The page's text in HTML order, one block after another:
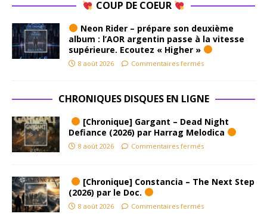
COUP DE COEUR
Neon Rider – prépare son deuxième
album : l’AOR argentin passe à la vitesse
supérieure. Ecoutez « Higher »
8 août 2026 Commentaires fermés
CHRONIQUES DISQUES EN LIGNE
[Chronique] Gargant – Dead Night
Defiance (2026) par Harrag Melodica
8 août 2026 Commentaires fermés
[Chronique] Constancia – The Next Step
(2026) par le Doc.
8 août 2026 Commentaires fermés